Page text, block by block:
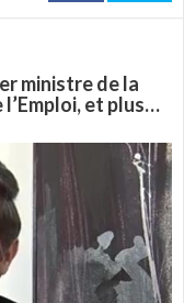
ministre de la
et plus…